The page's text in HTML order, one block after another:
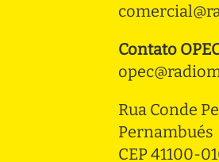
Contato
Rua Conde
Pernambués
CEP 41100-